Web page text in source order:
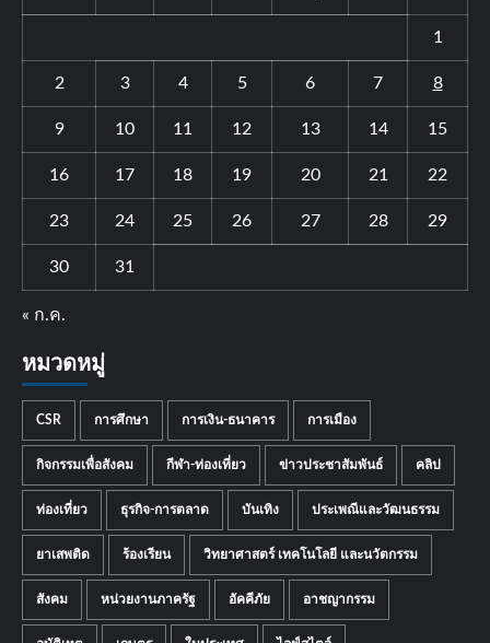
1
2 3 4 5 6 7 8
9 10 11 12 13 14 15
16 17 18 19 20 21 22
23 24 25 26 27 28 29
30 31
« ก.ค.
หมวดหมู่
CSR การศึกษา การเงิน-ธนาคาร การเมือง
กิจกรรมเพื่อสังคม กีฬา-ท่องเที่ยว ข่าวประชาสัมพันธ์ คลิป
ท่องเที่ยว ธุรกิจ-การตลาด บันเทิง ประเพณีและวัฒนธรรม
ยาเสพติด ร้องเรียน วิทยาศาสตร์ เทคโนโลยี และนวัตกรรม
สังคม หน่วยงานภาครัฐ อัคคีภัย อาชญากรรม